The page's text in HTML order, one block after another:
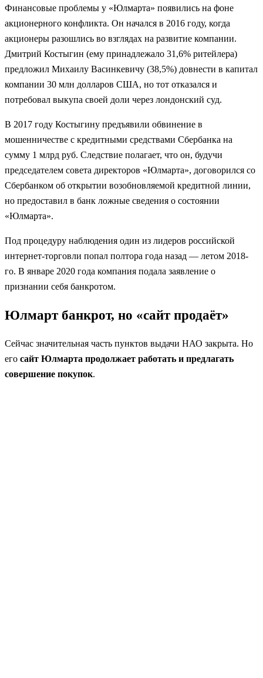
Финансовые проблемы у «Юлмарта» появились на фоне
акционерного конфликта. Он начался в 2016 году, когда
акционеры разошлись во взглядах на развитие компании.
Дмитрий Костыгин (ему принадлежало 31,6% ритейлера)
предложил Михаилу Васинкевичу (38,5%) довнести в капитал
компании 30 млн долларов США, но тот отказался и
потребовал выкупа своей доли через лондонский суд.
В 2017 году Костыгину предъявили обвинение в
мошенничестве с кредитными средствами Сбербанка на
сумму 1 млрд руб. Следствие полагает, что он, будучи
председателем совета директоров «Юлмарта», договорился со
Сбербанком об открытии возобновляемой кредитной линии,
но предоставил в банк ложные сведения о состоянии
«Юлмарта».
Под процедуру наблюдения один из лидеров российской
интернет-торговли попал полтора года назад — летом 2018-
го. В январе 2020 года компания подала заявление о
признании себя банкротом.
Юлмарт банкрот, но «сайт продаёт»
Сейчас значительная часть пунктов выдачи НАО закрыта. Но
его сайт Юлмарта продолжает работать и предлагать
совершение покупок.